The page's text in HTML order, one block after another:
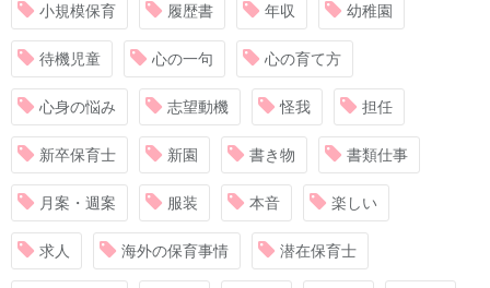
小規模保育 履歴書 年収 幼稚園
待機児童 心の一句 心の育て方
心身の悩み 志望動機 怪我 担任
新卒保育士 新園 書き物 書類仕事
月案・週案 服装 本音 楽しい
求人 海外の保育事情 潜在保育士